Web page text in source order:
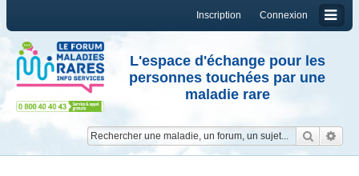
Connexion
Inscription
L'espace d'échange pour les
personnes touchées par une
maladie rare